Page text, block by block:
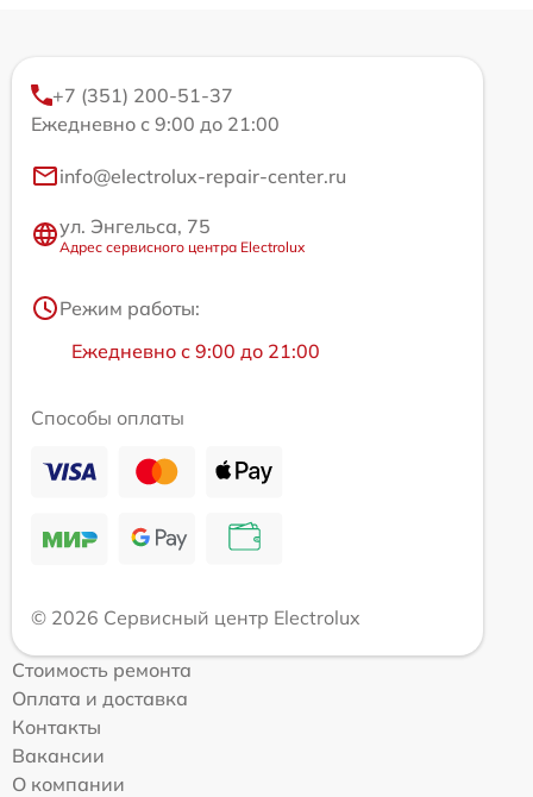
+7 (351) 200-51-37
Ежедневно с 9:00 до 21:00
info@electrolux-repair-center.ru
ул. Энгельса, 75
Адрес сервисного центра Electrolux
Режим работы:
Ежедневно с 9:00 до 21:00
Способы оплаты
© 2026 Сервисный центр Electrolux
Стоимость ремонта
Оплата и доставка
Контакты
Вакансии
О компании